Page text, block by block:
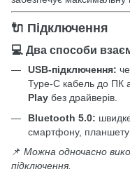
🔌 Підключення
💻 Два способи
USB-підключення:
Type-C кабель до ПК
Play без драйверів.
Bluetooth 5.0:
смартфону, планшету
📌 Можна одночасно
підключення.